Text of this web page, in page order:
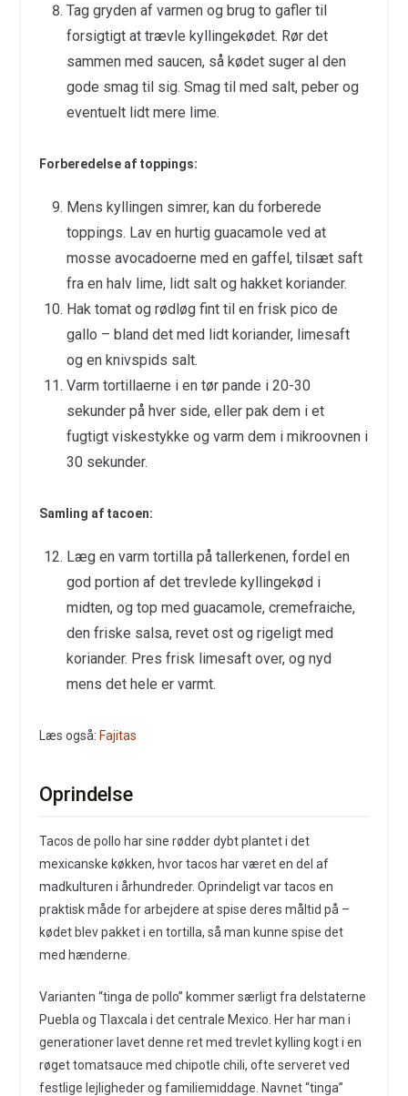
Tag gryden af varmen og brug to gafler til
forsigtigt at trævle kyllingekødet. Rør det
sammen med saucen, så kødet suger al den
gode smag til sig. Smag til med salt, peber og
eventuelt lidt mere lime.
Forberedelse af toppings:
Mens kyllingen simrer, kan du forberede
toppings. Lav en hurtig guacamole ved at
mosse avocadoerne med en gaffel, tilsæt saft
fra en halv lime, lidt salt og hakket koriander.
Hak tomat og rødløg fint til en frisk pico de
gallo – bland det med lidt koriander, limesaft
og en knivspids salt.
Varm tortillaerne i en tør pande i 20-30
sekunder på hver side, eller pak dem i et
fugtigt viskestykke og varm dem i mikroovnen i
30 sekunder.
Samling af tacoen:
Læg en varm tortilla på tallerkenen, fordel en
god portion af det trevlede kyllingekød i
midten, og top med guacamole, cremefraiche,
den friske salsa, revet ost og rigeligt med
koriander. Pres frisk limesaft over, og nyd
mens det hele er varmt.
Læs også: Fajitas
Oprindelse
Tacos de pollo har sine rødder dybt plantet i det
mexicanske køkken, hvor tacos har været en del af
madkulturen i århundreder. Oprindeligt var tacos en
praktisk måde for arbejdere at spise deres måltid på –
kødet blev pakket i en tortilla, så man kunne spise det
med hænderne.
Varianten “tinga de pollo” kommer særligt fra delstaterne
Puebla og Tlaxcala i det centrale Mexico. Her har man i
generationer lavet denne ret med trevlet kylling kogt i en
røget tomatsauce med chipotle chili, ofte serveret ved
festlige lejligheder og familiemiddage. Navnet “tinga”